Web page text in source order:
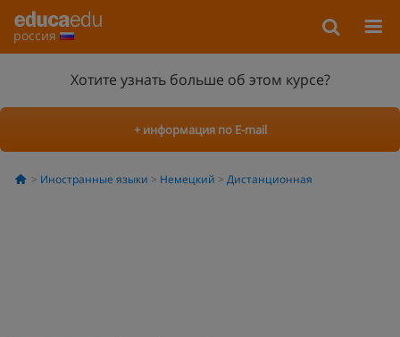
россия
Хотите узнать больше об этом курсе?
+ информация по E-mail
Иностранные языки Немецкий Дистанционная